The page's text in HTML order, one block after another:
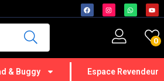
0
& Buggy Espace Revendeur